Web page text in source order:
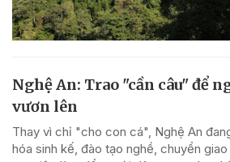
Nghệ An: Trao "cần câu" để
vươn lên
Thay vì chỉ "cho con cá", Nghệ An
hóa sinh kế, đào tạo nghề, chuyển